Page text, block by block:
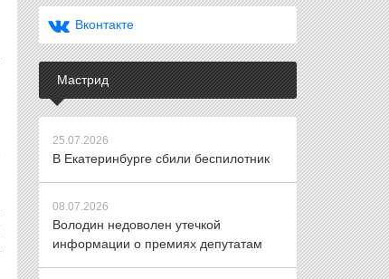
Вконтакте
Мастрид
25.07.2026
В Екатеринбурге сбили беспилотник
08.07.2026
Володин недоволен утечкой
информации о премиях депутатам